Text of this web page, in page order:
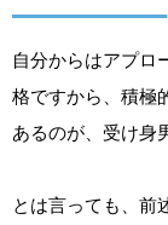
自分からはアプロ
格ですから、積極
あるのが、受け身
とは言っても、前